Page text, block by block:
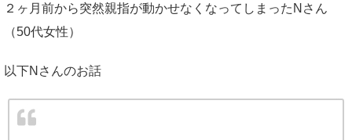
２ヶ月前から突然親指が動かせなくなってしまったNさん
（50代女性）
以下Nさんのお話